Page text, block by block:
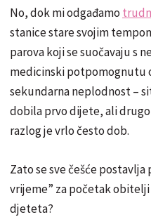
No, dok mi odgađamo
stanice stare svojim
parova koji se suočavaju s
medicinski potpomognutu
sekundarna neplodnost –
dobila prvo dijete, ali
razlog je vrlo često dob.
Zato se sve češće
vrijeme” za početak
djeteta?